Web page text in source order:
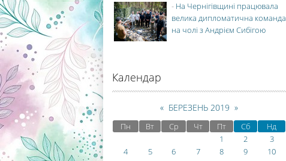
- На Чернігівщині працювала
велика дипломатична команда
на чолі з Андрієм Сибігою
Календар
« БЕРЕЗЕНЬ 2019 »
Пн Вт Ср Чт Пт Сб
Нд
1
2
3
4
5 6 7 8 9
10